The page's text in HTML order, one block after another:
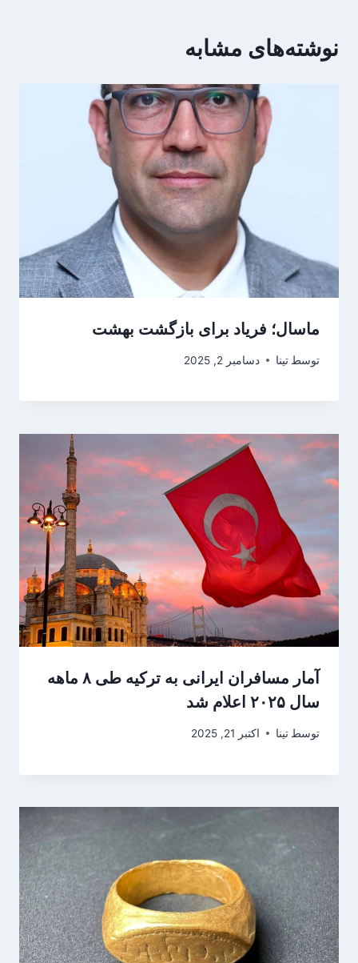
نوشته‌های مشابه
ماسال؛ فریاد برای بازگشت بهشت
توسط تینا دسامبر 2, 2025
آمار مسافران ایرانی به ترکیه طی ۸ ماهه
سال ۲۰۲۵ اعلام شد
توسط تینا اکتبر 21, 2025